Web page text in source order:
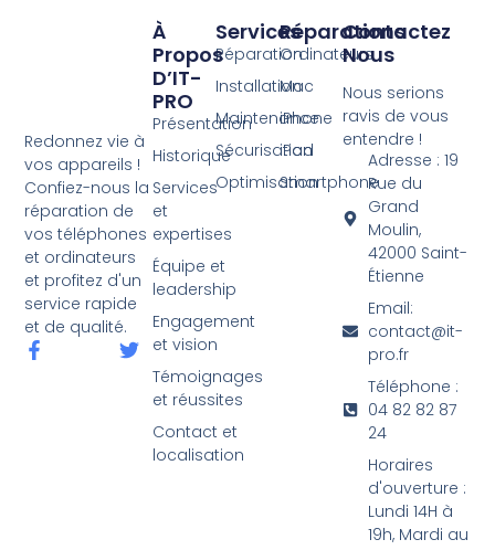
Redonnez vie à
vos appareils !
Confiez-nous la
réparation de
vos téléphones
et ordinateurs
et profitez d'un
service rapide
et de qualité.
Réparations
Ordinateurs
Mac
iPhone
iPad
Smartphone
Services
Réparation
Installation
Maintenance
Sécurisation
Optimisation
À
Propos
D’IT-
PRO
Présentation
Historique
Services
et
expertises
Équipe et
leadership
Engagement
et vision
Témoignages
et réussites
Contact et
localisation
Contactez
Nous
Nous serions
ravis de vous
entendre !
Adresse : 19
Rue du
Grand
Moulin,
42000 Saint-
Étienne
Email:
contact@it-
pro.fr
Téléphone :
04 82 82 87
24
Horaires
d'ouverture :
Lundi 14H à
19h, Mardi au